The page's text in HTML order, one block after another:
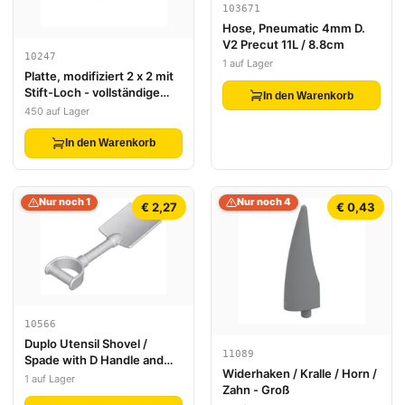
10247
Platte, modifiziert 2 x 2 mit
Stift-Loch - vollständige
Kreuz-Verstärkung unten
450 auf Lager
In den Warenkorb
103671
Hose, Pneumatic 4mm D.
V2 Precut 11L / 8.8cm
1 auf Lager
In den Warenkorb
€ 2,27
Nur noch 1
10566
Duplo Utensil Shovel /
Spade with D Handle and
Short Blade (total length
1 auf Lager
€ 0,43
Nur noch 4
11089
Widerhaken / Kralle / Horn /
Zahn - Groß